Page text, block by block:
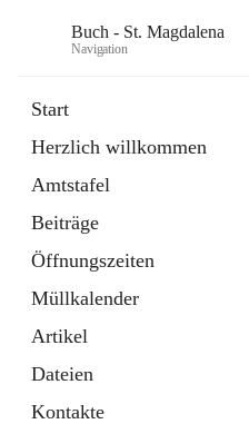
Buch - St. Magdalena
Navigation
Start
Herzlich willkommen
Amtstafel
Beiträge
Öffnungszeiten
Müllkalender
Artikel
Dateien
Kontakte
11 Schnellzugriffe
Bürgerservice
10 Schnellzugriffe